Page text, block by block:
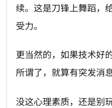
续。这是刀锋上舞蹈，
受力。
更当然的，如果技术好
所谓了，就算有突发消
没这心理素质，还是别